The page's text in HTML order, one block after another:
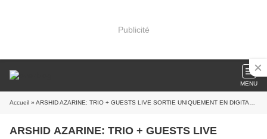
Publicité
MENU
Accueil » ARSHID AZARINE: TRIO + GUESTS LIVE SORTIE UNIQUEMENT EN DIGITALE LE 24/04/2026
ARSHID AZARINE: TRIO + GUESTS LIVE